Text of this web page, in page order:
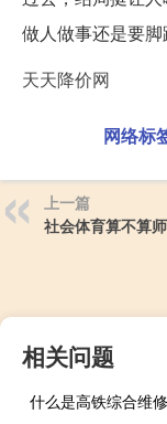
做人做事还是要脚
天天降价网
网络标
上一篇
社会体育算不算
相关问题
什么是高铁综合维